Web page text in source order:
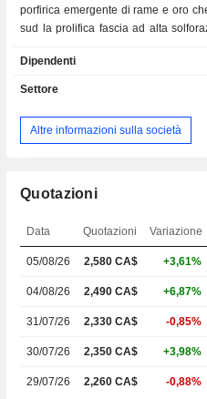
porfirica emergente di rame e oro
sud la prolifica fascia ad alta
Maricunga a nord, nella regione di
Cile. Questa fascia emergente,
di rame-oro porfirico in varie fasi di
cui Filo del Sol (Lundin Mining/BHP),
Resources/Newmont) ed El
situato a 125 chilometri a sud-est
Vallenar, nella Regione di Atacama,
Cile, si trova adiacente al confine
del Progetto El Encierro. L'altitudine
livello del mare.
Dipendenti
Settore
Altre informazioni sulla società
Quotazioni
Data Quotazioni Variazione
05/08/26 2,580 CA$ +3,61%
04/08/26 2,490 CA$ +6,87%
31/07/26 2,330 CA$ -0,85%
30/07/26 2,350 CA$ +3,98%
29/07/26 2,260 CA$ -0,88%